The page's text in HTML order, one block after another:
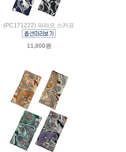
(PC171222) 파라오 스카프
11,800원